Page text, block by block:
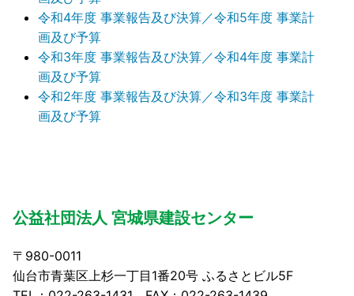
令和4年度 事業報告及び決算／令和5年度 事業計
画及び予算
令和3年度 事業報告及び決算／令和4年度 事業計
画及び予算
令和2年度 事業報告及び決算／令和3年度 事業計
画及び予算
公益社団法人 宮城県建設センター
〒980-0011
仙台市青葉区上杉一丁目1番20号 ふるさとビル5F